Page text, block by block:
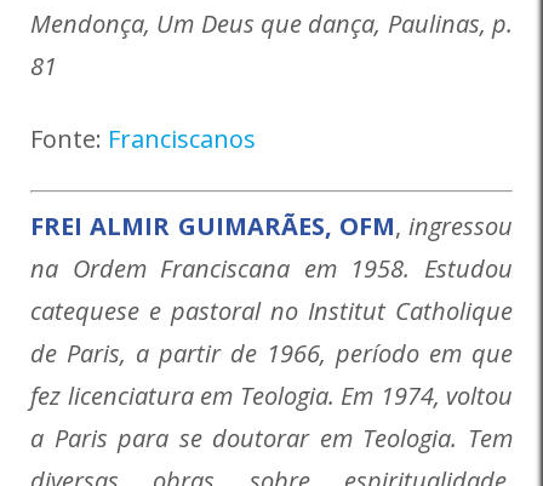
Mendonça, Um Deus que dança, Paulinas, p.
81
Fonte: Franciscanos
FREI ALMIR GUIMARÃES, OFM, ingressou
na Ordem Franciscana em 1958. Estudou
catequese e pastoral no Institut Catholique
de Paris, a partir de 1966, período em que
fez licenciatura em Teologia. Em 1974, voltou
a Paris para se doutorar em Teologia. Tem